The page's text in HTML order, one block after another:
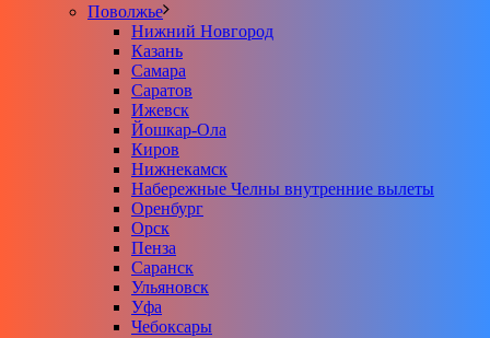
Поволжье
Нижний Новгород
Казань
Самара
Саратов
Ижевск
Йошкар-Ола
Киров
Нижнекамск
Набережные Челны внутренние вылеты
Оренбург
Орск
Пенза
Саранск
Ульяновск
Уфа
Чебоксары